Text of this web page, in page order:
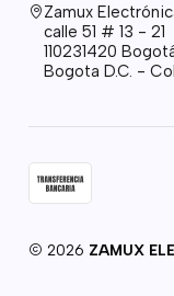
Zamux
calle 51 # 13 - 21
110231420
Bogota D.C. -
2026 ZAMUX